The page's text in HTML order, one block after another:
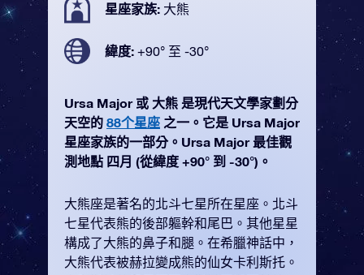
星座家族: 大熊
緯度: +90° 至 -30°
Ursa Major 或 大熊 是現代天文學家劃分
天空的 88个星座 之一。它是 Ursa Major
星座家族的一部分。Ursa Major 最佳觀
測地點 四月 (從緯度 +90° 到 -30°)。
大熊座是著名的北斗七星所在星座。北斗
七星代表熊的後部軀幹和尾巴。其他星星
構成了大熊的鼻子和腿。在希臘神話中，
大熊代表被赫拉變成熊的仙女卡利斯托。